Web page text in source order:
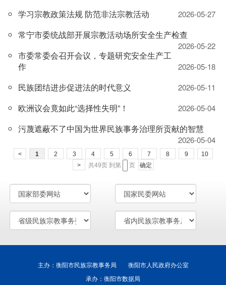
学习宗教政策法规 防范非法宗教活动 2026-05-27
常宁市委统战部开展宗教活动场所安全生产检查
2026-05-22
市委常委会召开会议，专题研究安全生产工
作
2026-05-18
民族团结进步促进法的时代意义 2026-05-11
欧洲议会竟如此“选择性失明”！ 2026-05-04
污蔑遮蔽不了中国为世界民族事务治理所贡献的智慧
2026-05-04
< 1 2 3 4 5 6 7 8 9
10
>
共49页到第 页 确定
主办：衡阳市民族宗教事务局 衡阳市人民政府办公室
承办：衡阳市数据局